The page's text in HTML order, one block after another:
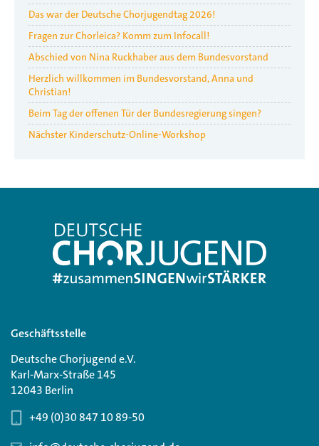
Das war der Deutsche Chorjugendtag 2026!
Fragen zur Chorleica? Komm zum Infocall!
Abschied von Nina Ruckhaber aus dem Bundesvorstand
Herzlich willkommen im Bundesvorstand, Anna und
Christian!
Beim Tag der offenen Tür der Bundesregierung singen?
Nächster Kinderschutz-Online-Workshop
Geschäftsstelle
Deutsche Chorjugend e.V.
Karl-Marx-Straße 145
12043 Berlin
+49 (0)30 847 10 89-50